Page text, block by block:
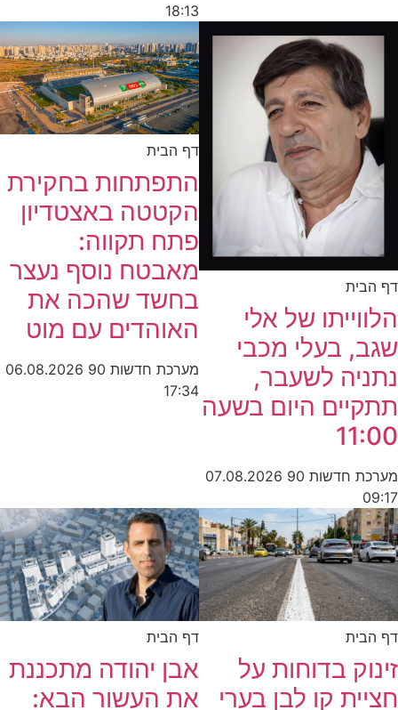
18:13
דף הבית
הלווייתו של אלי
שגב, בעלי מכבי
נתניה לשעבר,
תתקיים היום בשעה
11:00
מערכת חדשות 90
07.08.2026
09:17
דף הבית
התפתחות בחקירת
הקטטה באצטדיון
פתח תקווה:
מאבטח נוסף נעצר
בחשד שהכה את
האוהדים עם מוט
מערכת חדשות 90
06.08.2026
17:34
דף הבית
זינוק בדוחות על
חציית קו לבן בערי
דף הבית
אבן יהודה מתכננת
את העשור הבא: